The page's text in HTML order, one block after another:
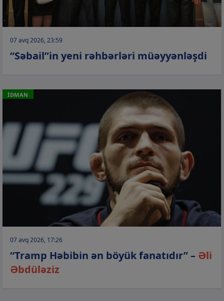
07 avq 2026, 23:59
“Səbail”in yeni rəhbərləri müəyyənləşdi
İDMAN
07 avq 2026, 17:26
“Tramp Həbibin ən böyük fanatıdır” – Əli
Əbdüləziz